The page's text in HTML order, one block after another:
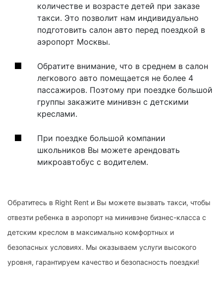
количестве и возрасте детей при заказе
такси. Это позволит нам индивидуально
подготовить салон авто перед поездкой в
аэропорт Москвы.
Обратите внимание, что в среднем в салон
легкового авто помещается не более 4
пассажиров. Поэтому при поездке большой
группы закажите минивэн с детскими
креслами.
При поездке большой компании
школьников Вы можете арендовать
микроавтобус с водителем.
Обратитесь в Right Rent и Вы можете вызвать такси, чтобы
отвезти ребенка в аэропорт на минивэне бизнес-класса с
детским креслом в максимально комфортных и
безопасных условиях. Мы оказываем услуги высокого
уровня, гарантируем качество и безопасность поездки!